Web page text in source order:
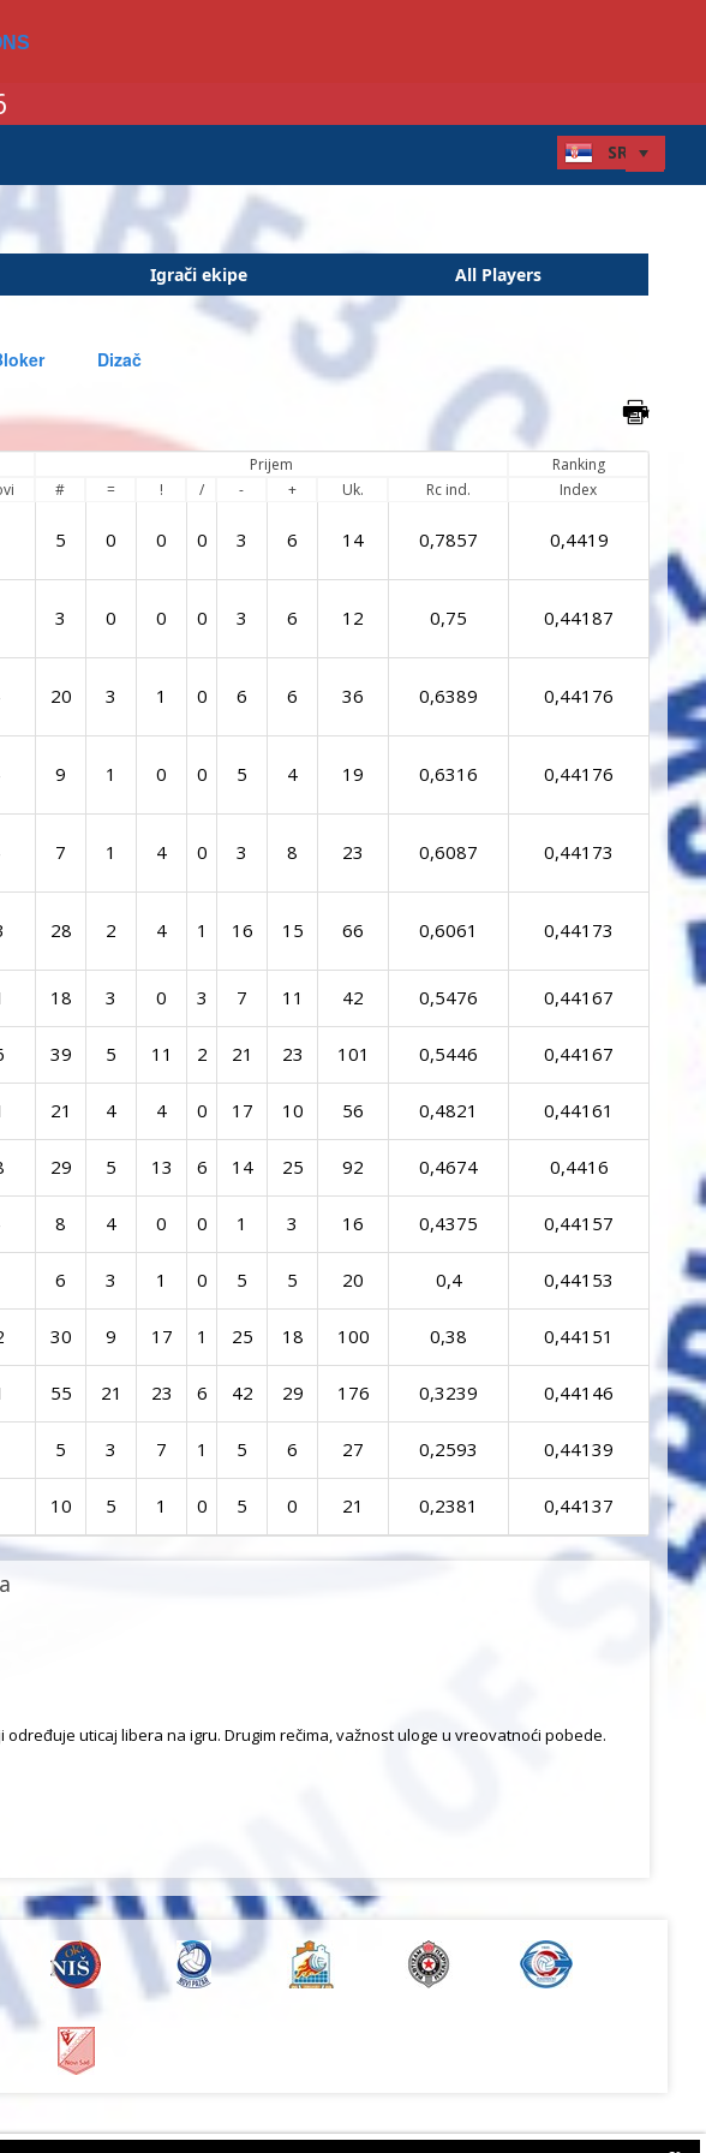
Igrači ekipe All Players
Dizač
Prijem
Ranking
# = ! / - + Uk. Rc ind. Index
5 0 0 0 3 6 14 0,7857 0,4419
3 0 0 0 3 6 12 0,75 0,44187
20 3 1 0 6 6 36 0,6389 0,44176
9 1 0 0 5 4 19 0,6316 0,44176
7 1 4 0 3 8 23 0,6087 0,44173
28 2 4 1 16 15 66 0,6061 0,44173
18 3 0 3 7 11 42 0,5476 0,44167
39 5 11 2 21 23 101 0,5446 0,44167
21 4 4 0 17 10 56 0,4821 0,44161
29 5 13 6 14 25 92 0,4674 0,4416
8 4 0 0 1 3 16 0,4375 0,44157
6 3 1 0 5 5 20 0,4 0,44153
30 9 17 1 25 18 100 0,38 0,44151
55 21 23 6 42 29 176 0,3239 0,44146
5 3 7 1 5 6 27 0,2593 0,44139
10 5 1 0 5 0 21 0,2381 0,44137
uticaj libera na igru. Drugim rečima, važnost uloge u vreovatnoći pobede.